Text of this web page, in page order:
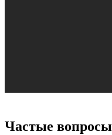
Частые вопросы